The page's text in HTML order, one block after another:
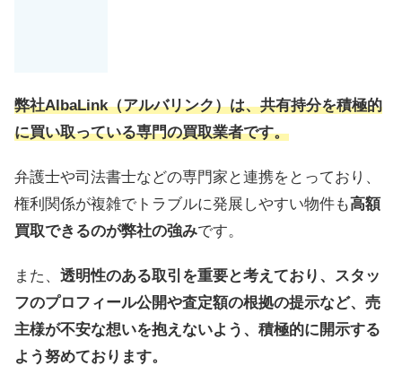
弊社AlbaLink（アルバリンク）は、共有持分を積極的
に買い取っている専門の買取業者です。
弁護士や司法書士などの専門家と連携をとっており、
権利関係が複雑でトラブルに発展しやすい物件も高額
買取できるのが弊社の強みです。
また、 透明性のある取引を重要と考えており、スタッ
フのプロフィール公開や査定額の根拠の提示など、売
主様が不安な想いを抱えないよう、積極的に開示する
よう努めております。